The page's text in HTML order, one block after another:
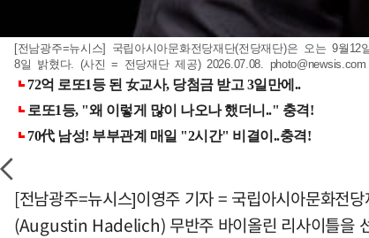
[전남광주=뉴시스] 국립아시아문화전당재단(전당재단)은 오는 9월
8일 밝혔다. (사진 = 전당재단 제공) 2026.07.08. photo@newsis.com
[전남광주=뉴시스]이영주 기자 = 국립아시아문화전
(Augustin Hadelich) 무반주 바이올린 리사이틀을